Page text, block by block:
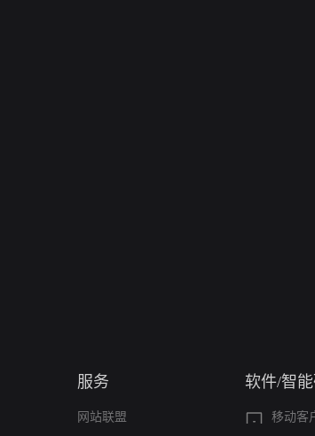
服务
网站联盟
软件/智
移动客